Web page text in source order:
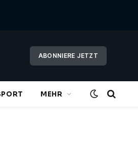
ABONNIERE JETZT
MEHR